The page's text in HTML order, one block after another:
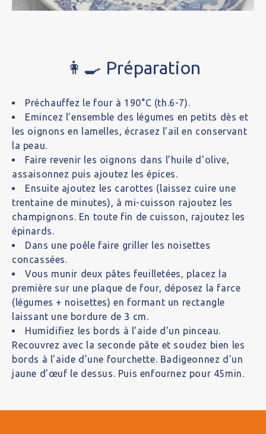
👩‍🍳 Préparation
Préchauffez le four à 190°C (th.6-7).
Emincez l’ensemble des légumes en petits dès et
les oignons en lamelles, écrasez l’ail en conservant
la peau.
Faire revenir les oignons dans l’huile d’olive,
assaisonnez puis ajoutez les épices.
Ensuite ajoutez les carottes (laissez cuire une
trentaine de minutes), à mi-cuisson rajoutez les
champignons. En toute fin de cuisson, rajoutez les
épinards.
Dans une poêle faire griller les noisettes
concassées.
Vous munir deux pâtes feuilletées, placez la
première sur une plaque de four, déposez la farce
(légumes + noisettes) en formant un rectangle
laissant une bordure de 3 cm.
Humidifiez les bords à l’aide d’un pinceau.
Recouvrez avec la seconde pâte et soudez bien les
bords à l’aide d’une fourchette. Badigeonnez d’un
jaune d’œuf le dessus. Puis enfournez pour 45min.